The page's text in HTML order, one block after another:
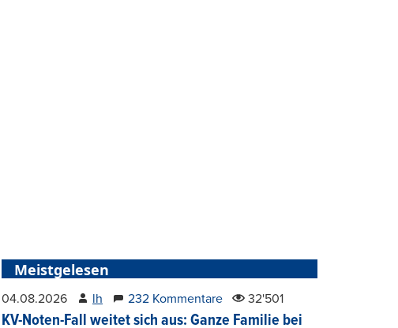
Meistgelesen
04.08.2026 lh 232 Kommentare 32'501
KV-Noten-Fall weitet sich aus: Ganze Familie bei